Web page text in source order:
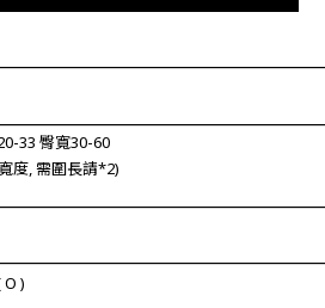
33 臀寬30-60
度, 需圍長請*2)
O )